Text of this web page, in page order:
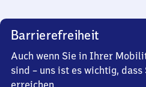
Barrierefreiheit
Auch wenn Sie in Ihrer
sind – uns ist es wichtig,
erreichen